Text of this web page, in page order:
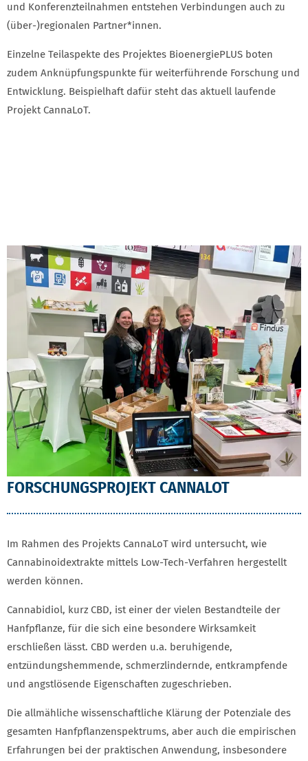
und Konferenzteilnahmen entstehen Verbindungen auch zu
(über-)regionalen Partner*innen.
Einzelne Teilaspekte des Projektes BioenergiePLUS boten
zudem Anknüpfungspunkte für weiterführende Forschung und
Entwicklung. Beispielhaft dafür steht das aktuell laufende
Projekt CannaLoT.
FORSCHUNGSPROJEKT CANNALOT
Im Rahmen des Projekts CannaLoT wird untersucht, wie
Cannabinoidextrakte mittels Low-Tech-Verfahren hergestellt
werden können.
Cannabidiol, kurz CBD, ist einer der vielen Bestandteile der
Hanfpflanze, für die sich eine besondere Wirksamkeit
erschließen lässt. CBD werden u.a. beruhigende,
entzündungshemmende, schmerzlindernde, entkrampfende
und angstlösende Eigenschaften zugeschrieben.
Die allmähliche wissenschaftliche Klärung der Potenziale des
gesamten Hanfpflanzenspektrums, aber auch die empirischen
Erfahrungen bei der praktischen Anwendung, insbesondere